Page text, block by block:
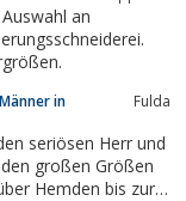
an
in
Fulda
seriösen Herr und
großen Größen
Hemden bis zur